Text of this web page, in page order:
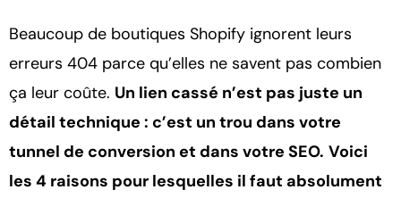
Beaucoup de boutiques Shopify ignorent leurs
erreurs 404 parce qu’elles ne savent pas combien
ça leur coûte. Un lien cassé n’est pas juste un
détail technique : c’est un trou dans votre
tunnel de conversion et dans votre SEO. Voici
les 4 raisons pour lesquelles il faut absolument